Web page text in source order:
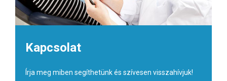
Kapcsolat
Írja meg miben segíthetünk és szívesen visszahívjuk!